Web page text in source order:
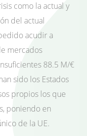
como la actual y
del actual
acudir a
mercados
88.5 M/€
sido los Estados
propios los que
poniendo en
de la UE.